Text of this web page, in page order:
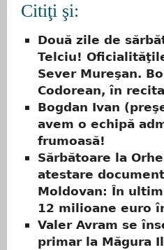
Citiţi şi:
Două zile de
Telciu!
Sever Mureşan.
Codorean, în
Bogdan Ivan
avem o echipă
frumoasă!
Sărbătoare la
atestare
Moldovan: În
12 milioane euro
Valer Avram se
primar la Măgura